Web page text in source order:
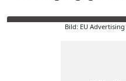
Bild: EU